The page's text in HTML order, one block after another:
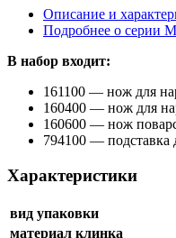
Описание и
Подробнее о серии
В набор входит:
161100 — нож для
160400 — нож для
160600 — нож
794100 — подставка
Характеристики
вид упаковки
материал клинка